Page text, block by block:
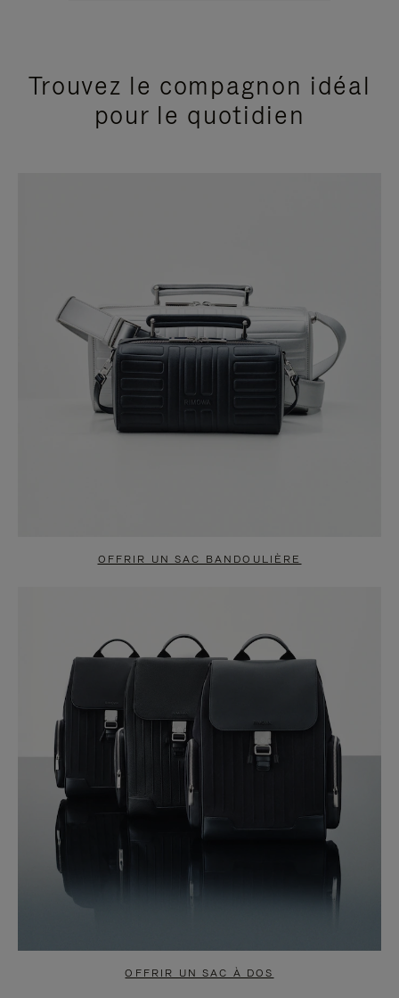
Trouvez le compagnon idéal
pour le quotidien
OFFRIR UN SAC BANDOULIÈRE
OFFRIR UN SAC À DOS